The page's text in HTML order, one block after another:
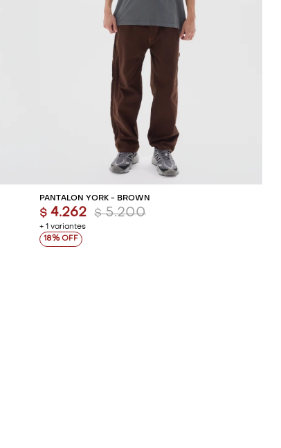
AGREGAR AL CARRITO
PANTALÓN YORK - BROWN
+ 1 variantes
$ 4.262 $ 5.200
18